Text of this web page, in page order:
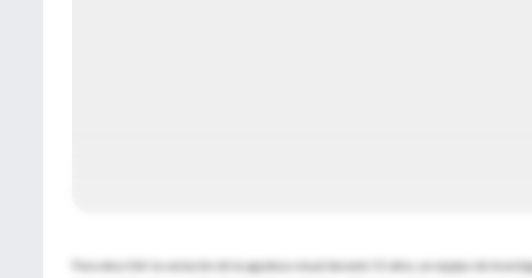
Para describir la variación de la agudeza visual durante 15 años, un equipo de